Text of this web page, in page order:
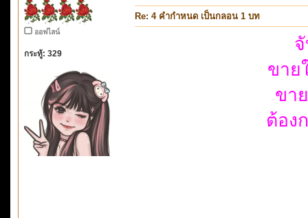
ออฟไลน์
กระทู้: 329
Re: 4 คำกำหนด เป็นกลอน 1 บท
ขาย
ขา
ต้อง